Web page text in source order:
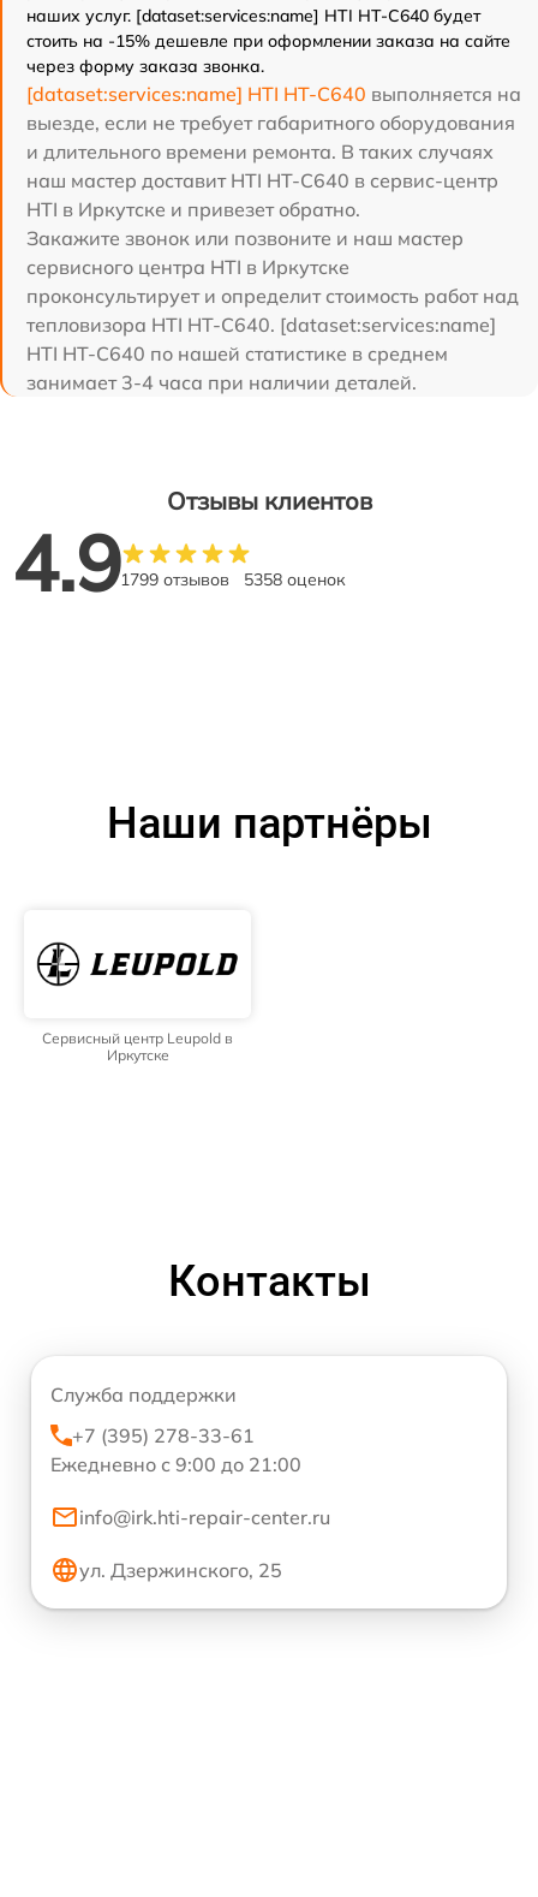
наших услуг. [dataset:services:name] HTI HT-C640 будет
стоить на -15% дешевле при оформлении заказа на сайте
через форму заказа звонка.
[dataset:services:name] HTI HT-C640 выполняется на
выезде, если не требует габаритного оборудования
и длительного времени ремонта. В таких случаях
наш мастер доставит HTI HT-C640 в сервис-центр
HTI в Иркутске и привезет обратно.
Закажите звонок или позвоните и наш мастер
сервисного центра HTI в Иркутске
проконсультирует и определит стоимость работ над
тепловизора HTI HT-C640. [dataset:services:name]
HTI HT-C640 по нашей статистике в среднем
занимает 3-4 часа при наличии деталей.
Отзывы клиентов
4.91799 отзывов 5358 оценок
Наши партнёры
Сервисный центр Leupold в
Иркутске
Контакты
Служба поддержки
+7 (395) 278-33-61
Ежедневно с 9:00 до 21:00
info@irk.hti-repair-center.ru
ул. Дзержинского, 25